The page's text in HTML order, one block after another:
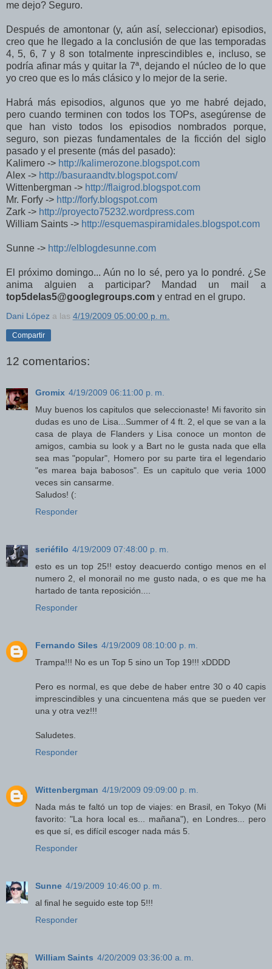
me dejo? Seguro.
Después de amontonar (y, aún así, seleccionar) episodios,
creo que he llegado a la conclusión de que las temporadas
4, 5, 6, 7 y 8 son totalmente inprescindibles e, incluso, se
podría afinar más y quitar la 7ª, dejando el núcleo de lo que
yo creo que es lo más clásico y lo mejor de la serie.
Habrá más episodios, algunos que yo me habré dejado,
pero cuando terminen con todos los TOPs, asegúrense de
que han visto todos los episodios nombrados porque,
seguro, son piezas fundamentales de la ficción del siglo
pasado y el presente (más del pasado):
Kalimero -> http://kalimerozone.blogspot.com
Alex -> http://basuraandtv.blogspot.com/
Wittenbergman -> http://flaigrod.blogspot.com
Mr. Forfy -> http://forfy.blogspot.com
Zark -> http://proyecto75232.wordpress.com
William Saints -> http://esquemaspiramidales.blogspot.com
Sunne -> http://elblogdesunne.com
El próximo domingo... Aún no lo sé, pero ya lo pondré. ¿Se
anima alguien a participar? Mandad un mail a
top5delas5@googlegroups.com y entrad en el grupo.
Dani López a las 4/19/2009 05:00:00 p. m.
Compartir
12 comentarios:
Gromix 4/19/2009 06:11:00 p. m.
Muy buenos los capitulos que seleccionaste! Mi favorito sin
dudas es uno de Lisa...Summer of 4 ft. 2, el que se van a la
casa de playa de Flanders y Lisa conoce un monton de
amigos, cambia su look y a Bart no le gusta nada que ella
sea mas "popular", Homero por su parte tira el legendario
"es marea baja babosos". Es un capitulo que veria 1000
veces sin cansarme.
Saludos! (:
Responder
seriéfilo 4/19/2009 07:48:00 p. m.
esto es un top 25!! estoy deacuerdo contigo menos en el
numero 2, el monorail no me gusto nada, o es que me ha
hartado de tanta reposición....
Responder
Fernando Siles 4/19/2009 08:10:00 p. m.
Trampa!!! No es un Top 5 sino un Top 19!!! xDDDD
Pero es normal, es que debe de haber entre 30 o 40 capis
imprescindibles y una cincuentena más que se pueden ver
una y otra vez!!!
Saludetes.
Responder
Wittenbergman 4/19/2009 09:09:00 p. m.
Nada más te faltó un top de viajes: en Brasil, en Tokyo (Mi
favorito: "La hora local es... mañana"), en Londres... pero
es que sí, es difícil escoger nada más 5.
Responder
Sunne 4/19/2009 10:46:00 p. m.
al final he seguido este top 5!!!
Responder
William Saints 4/20/2009 03:36:00 a. m.